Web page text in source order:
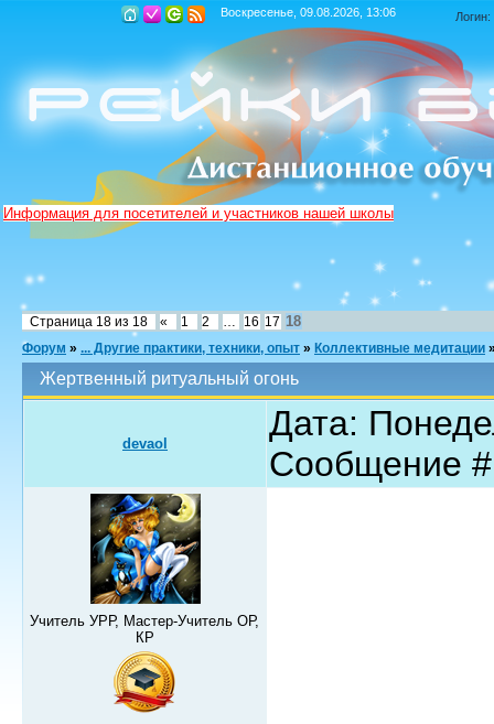
Воскресенье, 09.08.2026, 13:06 Логин:
Информация для посетителей и участников нашей школы
Страница 18 из 18 « 1 2 16 17 18
Форум » ... Другие практики, техники, опыт » Коллективные медитации
Жертвенный ритуальный огонь
devaol
Дата:
Сообщение
Учитель УРР, Мастер-Учитель ОР,
КР